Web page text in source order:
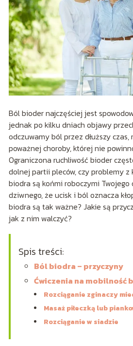
Ból bioder najczęściej jest
jednak po kilku dniach objawy
odczuwamy ból przez dłuższy
poważnej choroby, której nie
Ograniczona ruchliwość bioder
dolnej partii pleców, czy problemy z
biodra są końmi roboczymi Twojego
dziwnego, że ucisk i ból oznacza
biodra są tak ważne? Jakie są
jak z nim walczyć?
Spis treści:
Ból biodra – przyczyny
Ćwiczenia na mobilność
Rozciąganie zginaczy
Masaż piłeczką lub
Rozciąganie w siadzie